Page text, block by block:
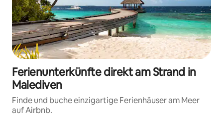
Ferienunterkünfte direkt am Strand in
Malediven
Finde und buche einzigartige Ferienhäuser am Meer
auf Airbnb.